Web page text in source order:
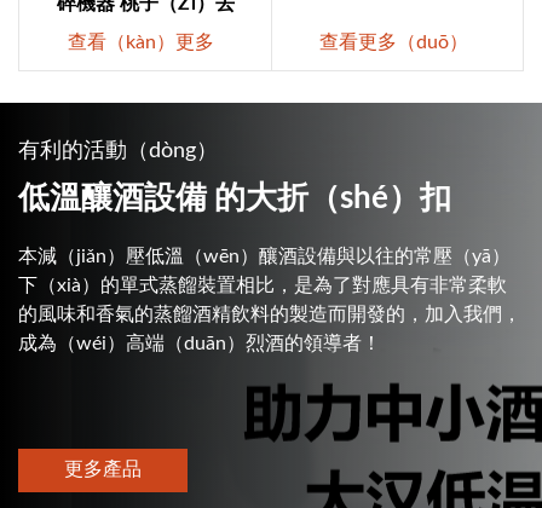
查看（kàn）更多
查看更多（duō）
有利的活動（dòng）
低溫釀酒設備 的大折（shé）扣
本減（jiǎn）壓低溫（wēn）釀酒設備與以往的常壓（yā）
下（xià）的單式蒸餾裝置相比，是為了對應具有非常柔軟
的風味和香氣的蒸餾酒精飲料的製造而開發的，加入我們，
成為（wéi）高端（duān）烈酒的領導者！
更多產品